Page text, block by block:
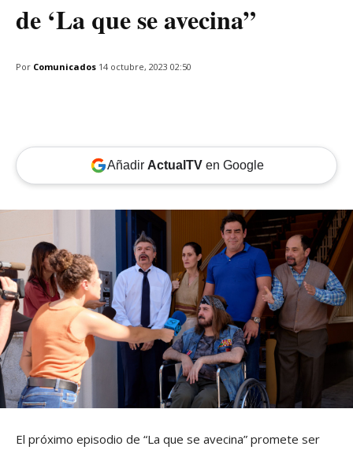
de ‘La que se avecina”
Por Comunicados 14 octubre, 2023 02:50
Añadir ActualTVen Google
El próximo episodio de “La que se avecina” promete ser